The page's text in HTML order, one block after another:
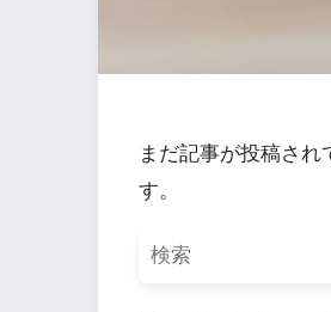
まだ記事が投稿さ
す。